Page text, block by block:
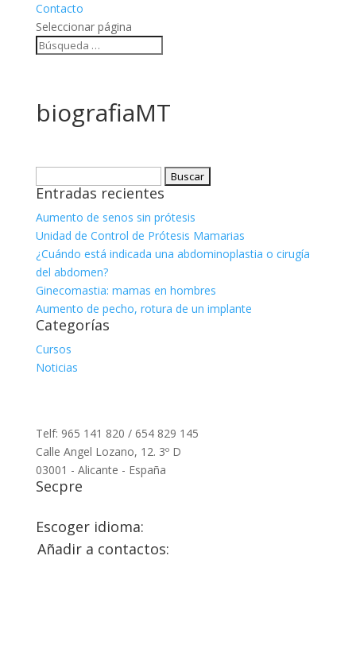
Contacto
Seleccionar página
biografiaMT
Entradas recientes
Aumento de senos sin prótesis
Unidad de Control de Prótesis Mamarias
¿Cuándo está indicada una abdominoplastia o cirugía
del abdomen?
Ginecomastia: mamas en hombres
Aumento de pecho, rotura de un implante
Categorías
Cursos
Noticias
Telf: 965 141 820 / 654 829 145
Calle Angel Lozano, 12. 3º D
03001 - Alicante - España
Secpre
Escoger idioma:
Añadir a contactos: